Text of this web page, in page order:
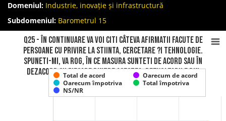
Domeniul: Industrie, inovație și infrastructură
Subdomeniul: Barometrul 15
Q25 - În continuare va voi citi câteva afirmatii facute de
persoane cu privire la stiinta, cercetare ?i tehnologie.
Spuneti-mi, va rog, în ce masura sunteti de acord sau în
dezacord cu fiecare dintre acestea: Dezvoltarile din
domeniul stiintific si tehnolo
Total de acord
Oarecum de acord
Oarecum împotriva
Total împotriva
NS/NR